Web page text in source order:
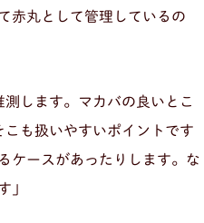
赤丸として管理しているの
します。マカバの良いとこ
も扱いやすいポイントです
ケースがあったりします。な
」